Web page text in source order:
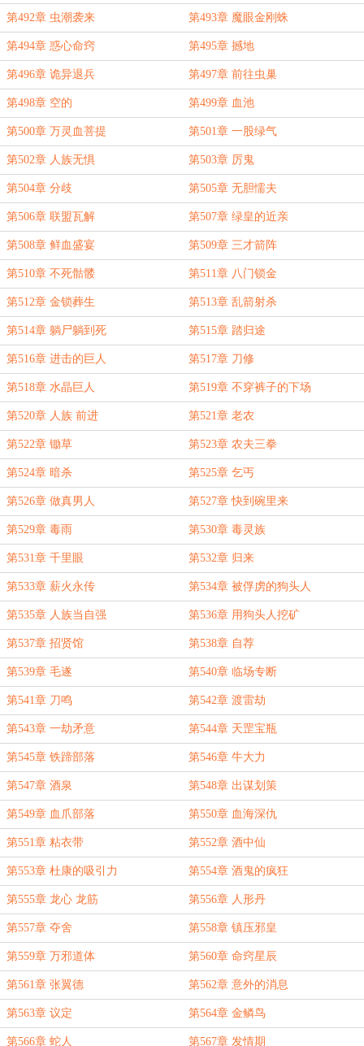
第492章 虫潮袭来 第493章 魔眼金刚蛛
第494章 惑心命窍 第495章 撼地
第496章 诡异退兵 第497章 前往虫巢
第498章 空的 第499章 血池
第500章 万灵血菩提 第501章 一股绿气
第502章 人族无惧 第503章 厉鬼
第504章 分歧 第505章 无胆懦夫
第506章 联盟瓦解 第507章 绿皇的近亲
第508章 鲜血盛宴 第509章 三才箭阵
第510章 不死骷髅 第511章 八门锁金
第512章 金锁葬生 第513章 乱箭射杀
第514章 躺尸躺到死 第515章 踏归途
第516章 进击的巨人 第517章 刀修
第518章 水晶巨人 第519章 不穿裤子的下场
第520章 人族 前进 第521章 老农
第522章 锄草 第523章 农夫三拳
第524章 暗杀 第525章 乞丐
第526章 做真男人 第527章 快到碗里来
第529章 毒雨 第530章 毒灵族
第531章 千里眼 第532章 归来
第533章 薪火永传 第534章 被俘虏的狗头人
第535章 人族当自强 第536章 用狗头人挖矿
第537章 招贤馆 第538章 自荐
第539章 毛遂 第540章 临场专断
第541章 刀鸣 第542章 渡雷劫
第543章 一劫矛意 第544章 天罡宝瓶
第545章 铁蹄部落 第546章 牛大力
第547章 酒泉 第548章 出谋划策
第549章 血爪部落 第550章 血海深仇
第551章 粘衣带 第552章 酒中仙
第553章 杜康的吸引力 第554章 酒鬼的疯狂
第555章 龙心 龙筋 第556章 人形丹
第557章 夺舍 第558章 镇压邪皇
第559章 万邪道体 第560章 命窍星辰
第561章 张翼德 第562章 意外的消息
第563章 议定 第564章 金鳞鸟
第566章 蛇人 第567章 发情期